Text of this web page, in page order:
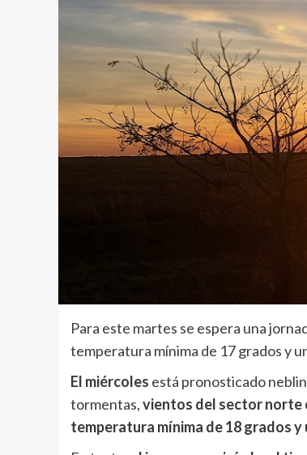
Para este martes se espera una
temperatura mínima de 17 grados y
El miércoles está pronosticado
tormentas,vientos del sector norte
temperatura mínima de 18 grados y